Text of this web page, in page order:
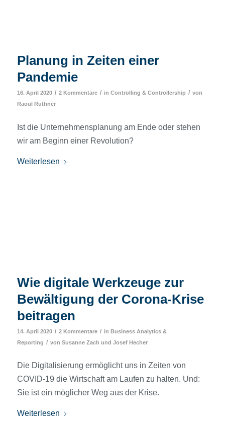
Planung in Zeiten einer
Pandemie
16. April 2020 / 2 Kommentare / in Controlling & Controllership / von
Raoul Ruthner
Ist die Unternehmensplanung am Ende oder stehen
wir am Beginn einer Revolution?
Weiterlesen
Wie digitale Werkzeuge zur
Bewältigung der Corona-Krise
beitragen
14. April 2020 / 2 Kommentare / in Business Analytics &
Reporting / von Susanne Zach und Josef Hecher
Die Digitalisierung ermöglicht uns in Zeiten von
COVID-19 die Wirtschaft am Laufen zu halten. Und:
Sie ist ein möglicher Weg aus der Krise.
Weiterlesen